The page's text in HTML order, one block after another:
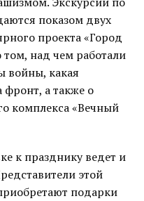
показом двух
проекта «Город
над чем работали
войны, какая
а также о
комплекса «Вечный
к празднику ведет и
этой
подарки